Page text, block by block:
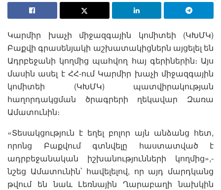
Կարմիր խաչի միջազգային կոմիտեի (ԿԽՄԿ)
Բաքվի գրասենյակի աշխատակիցներն այցելել են
Ադրբեջանի կողմից պահվող հայ գերիներին։ Այս
մասին ասել է ՀՀ-ում Կարմիր խաչի միջազգային
կոմիտեի (ԿԽՄԿ) պատվիրակության
հաղորդակցման ծրագրերի ղեկավար Զառա
Ամատունին։
«Տեսակցություն է եղել բոլոր այն անձանց հետ,
որոնց Բաքվում գտնվելը հաստատված է
ադրբեջանական իշխանությունների կողմից»,-
նշեց Ամատունին՝ հավելելով, որ այդ մարդկանց
թվում են նաև Լեռնային Ղարաբաղի նախկին